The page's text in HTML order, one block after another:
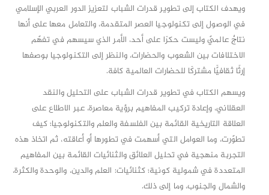
ويهدف الكتاب إلى تطوير قدرات الشباب لتعزيز الدور العربي الإسلامي
في الوصول إلى تكنولوجيا العصر المتقدمة، والتعامل معها على أنها
نتاجٌ عالميّ وليست حكرًا على أحد، الأمر الذي سيسهم في تفهّم
الاختلافات بين الشعوب والحضارات، والنظر إلى التكنولوجيا بوصفها
إرثًا ثقافيًّا مشتركًا للحضارات العالمية كافة.
ويسهم الكتاب في تطوير قدرات الشباب على التحليل والنقد
العقلاني، وإعادة تركيب المفاهيم برؤية معاصرة، عبر الاطلاع على
العلاقة التاريخية القائمة بين الفلسفة والعلم والتكنولوجيا؛ كيف
تطوّرت، وما العوامل التي أسهمت في تطورها أو أعاقته، ثم اتخاذ هذه
التجربة منهجية في تحليل العلائق والثنائيات القائمة بين المفاهيم
المتعددة في شمولية كونية؛ كثنائيات: العلم والدين، والوحدة والكثرة،
والشمال والجنوب، وما إلى ذلك.